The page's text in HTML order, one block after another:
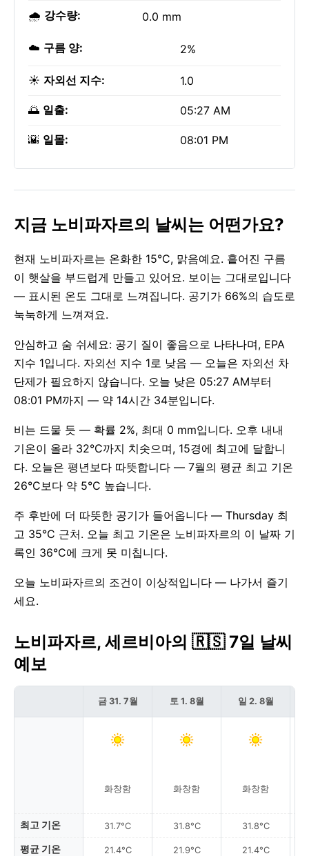
🌧️ 강수량: 0.0 mm
☁️ 구름 양: 2%
☀️ 자외선 지수: 1.0
🌅 일출: 05:27 AM
🌇 일몰: 08:01 PM
지금 노비파자르의 날씨는 어떤가요?
현재 노비파자르는 온화한 15°C, 맑음예요. 흩어진 구름
이 햇살을 부드럽게 만들고 있어요. 보이는 그대로입니다
— 표시된 온도 그대로 느껴집니다. 공기가 66%의 습도로
눅눅하게 느껴져요.
안심하고 숨 쉬세요: 공기 질이 좋음으로 나타나며, EPA
지수 1입니다. 자외선 지수 1로 낮음 — 오늘은 자외선 차
단제가 필요하지 않습니다. 오늘 낮은 05:27 AM부터
08:01 PM까지 — 약 14시간 34분입니다.
비는 드물 듯 — 확률 2%, 최대 0 mm입니다. 오후 내내
기온이 올라 32°C까지 치솟으며, 15경에 최고에 달합니
다. 오늘은 평년보다 따뜻합니다 — 7월의 평균 최고 기온
26°C보다 약 5°C 높습니다.
주 후반에 더 따뜻한 공기가 들어옵니다 — Thursday 최
고 35°C 근처. 오늘 최고 기온은 노비파자르의 이 날짜 기
록인 36°C에 크게 못 미칩니다.
오늘 노비파자르의 조건이 이상적입니다 — 나가서 즐기
세요.
노비파자르, 세르비아의 🇷🇸 7일 날씨
예보
최고 기온
평균 기온
금 31. 7월
화창함
31.7°C
21.4°C
토 1. 8월
화창함
31.8°C
21.9°C
일 2. 8월
화창함
31.8°C
21.4°C